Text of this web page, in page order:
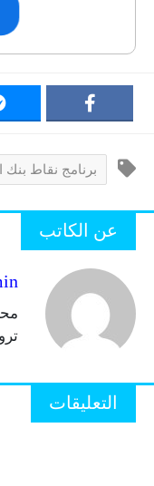
برنامج نقاط بنك
عن الكاتب
التعليقات